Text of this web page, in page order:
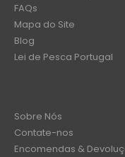
FAQs
Mapa do Site
Blog
Lei de Pesca Portugal
Sobre Nós
Contate-nos
Encomendas &